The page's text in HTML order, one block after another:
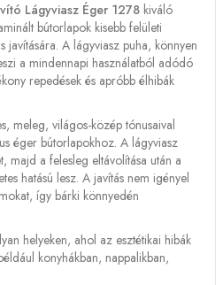
Lágyviasz Éger 1278 kiváló
bútorlapok kisebb felületi
javítására. A lágyviasz puha, könnyen
a mindennapi használatból adódó
repedések és apróbb élhibák
meleg, világos-közép tónusaival
éger bútorlapokhoz. A lágyviasz
majd a felesleg eltávolítása után a
hatású lesz. A javítás nem igényel
így bárki könnyedén
helyeken, ahol az esztétikai hibák
konyhákban, nappalikban,